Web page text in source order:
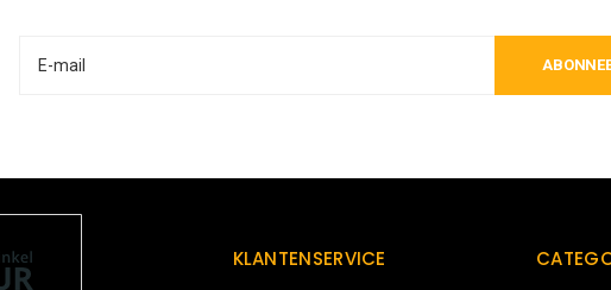
KLANTENSERVICE